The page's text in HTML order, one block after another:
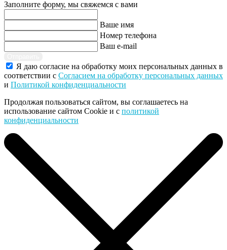
Заполните форму, мы свяжемся с вами
Ваше имя
Номер телефона
Ваш e-mail
Я даю согласие на обработку моих персональных данных в
соответствии с Согласием на обработку персональных данных
и Политикой конфиденциальности
Продолжая пользоваться сайтом, вы соглашаетесь на
использование сайтом Cookie и с политикой
конфиденциальности